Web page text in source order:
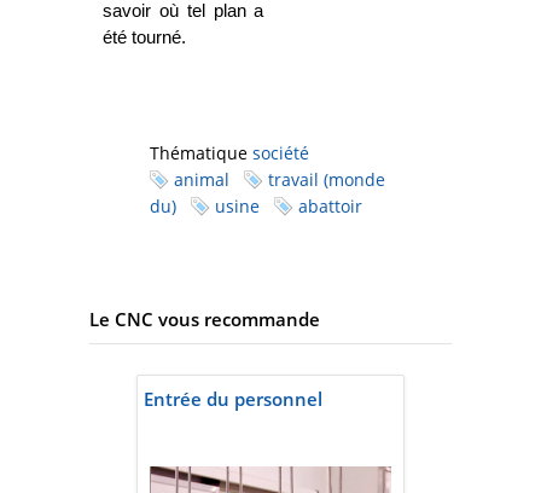
savoir où tel plan a
été tourné.
Thématique société
animal
travail (monde
du)
usine abattoir
Le CNC vous recommande
Entrée du personnel